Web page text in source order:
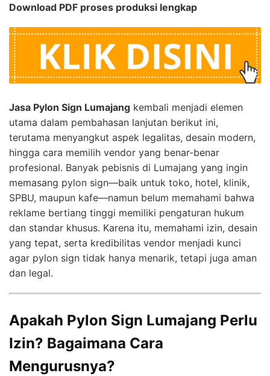
Download PDF proses produksi lengkap
Jasa Pylon Sign Lumajang kembali menjadi elemen
utama dalam pembahasan lanjutan berikut ini,
terutama menyangkut aspek legalitas, desain modern,
hingga cara memilih vendor yang benar-benar
profesional. Banyak pebisnis di Lumajang yang ingin
memasang pylon sign—baik untuk toko, hotel, klinik,
SPBU, maupun kafe—namun belum memahami bahwa
reklame bertiang tinggi memiliki pengaturan hukum
dan standar khusus. Karena itu, memahami izin, desain
yang tepat, serta kredibilitas vendor menjadi kunci
agar pylon sign tidak hanya menarik, tetapi juga aman
dan legal.
Apakah Pylon Sign Lumajang Perlu
Izin? Bagaimana Cara
Mengurusnya?